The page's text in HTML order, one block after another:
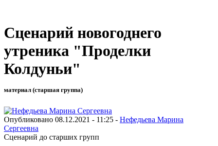
Сценарий новогоднего
утреника "Проделки
Колдуньи"
материал (старшая группа)
Опубликовано 08.12.2021 - 11:25 - Нефедьева Марина
Сергеевна
Сценарий до старших групп